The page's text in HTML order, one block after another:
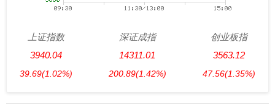
上证指数
3940.04
39.69(1.02%)
深证成指
14311.01
200.89(1.42%)
创业板指
3563.12
47.56(1.35%)